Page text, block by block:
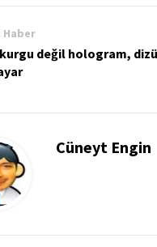
Haber
değil hologram,
Cüneyt Engin